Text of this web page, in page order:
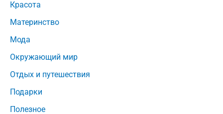
Красота
Материнство
Мода
Окружающий мир
Отдых и путешествия
Подарки
Полезное